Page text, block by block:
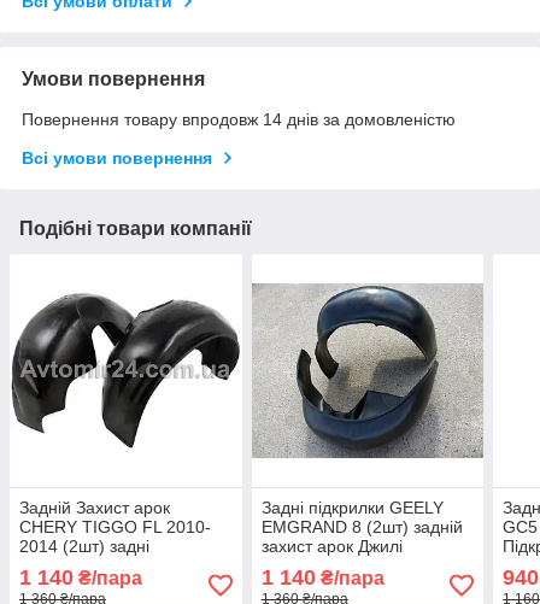
Умови повернення
Повернення товару впродовж 14 днів за домовленістю
Всі умови повернення
Подібні товари компанії
Задній Захист арок
CHERY TIGGO FL 2010-
2014 (2шт) задні
2010 до 2014 пара задніх
1 140 ₴/пара
1 360 ₴/пара
Задні підкрилки GEELY
EMGRAND 8 (2шт) задній
захист арок Джилі
1 140₴/пара
1 360 ₴/пара
940
1